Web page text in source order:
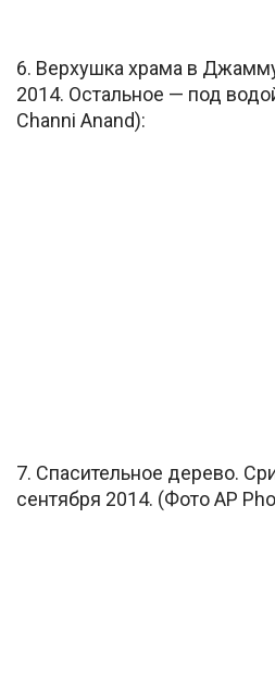
6. Верхушка храма в
2014. Остальное — под
Channi Anand):
7. Спасительное дерево.
сентября 2014. (Фото AP